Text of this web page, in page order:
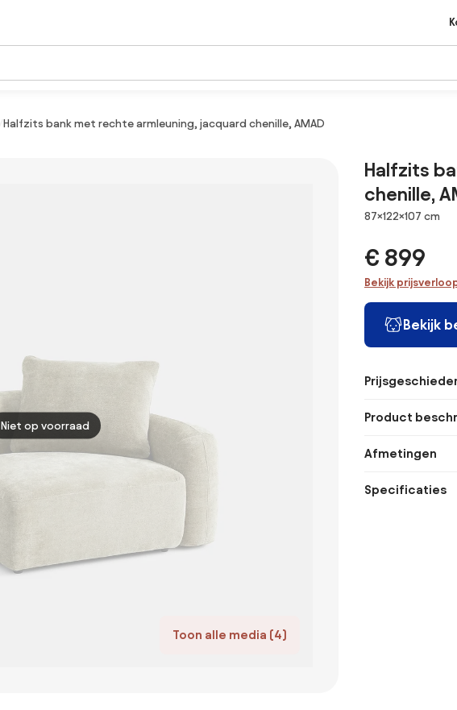
Halfzits bank met rechte armleuning, jacquard chenille, AMAD
Toon alle media (4)
Niet op voorraad
Halfzits
chenille,
Afmetingen
87×122×107 cm
€ 899
Bekijk
Bekijk
Product
Afmetingen
Specificaties